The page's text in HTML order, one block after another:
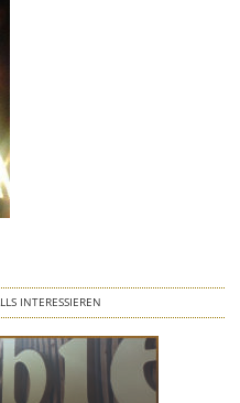
INTERESSIEREN